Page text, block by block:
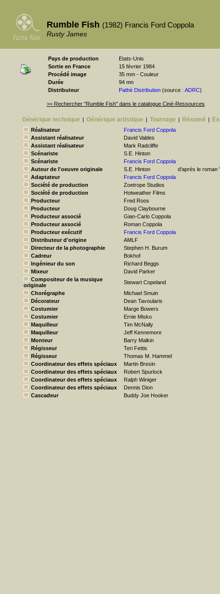
Rumble Fish (1982) Francis Ford Coppola
Rusty James
Pays de production
Etats-Unis
Sortie en France
15 février 1984
Procédé image
35 mm - Couleur
Durée
94 mn
Distributeur
Pathé Distribution (source : ADRC)
>> Rechercher "Rumble Fish" dans le catalogue Ciné-Ressources
Générique technique | Générique artistique | Tournage | Résumé |
Réalisateur
Francis Ford Coppola
Assistant réalisateur
David Valdes
Assistant réalisateur
Mark Radcliffe
Scénariste
S.E. Hinton
Scénariste
Francis Ford Coppola
Auteur de l'oeuvre originale
S.E. Hinton
d'après le roman
Adaptateur
Francis Ford Coppola
Société de production
Zoetrope Studios
Société de production
Hotweather Films
Producteur
Fred Roos
Producteur
Doug Claybourne
Producteur associé
Gian-Carlo Coppola
Producteur associé
Roman Coppola
Producteur exécutif
Francis Ford Coppola
Distributeur d'origine
AMLF
Directeur de la photographie
Stephen H. Burum
Cadreur
Bokhof
Ingénieur du son
Richard Beggs
Mixeur
David Parker
Compositeur de la musique
originale
Stewart Copeland
Chorégraphe
Michael Smuin
Décorateur
Dean Tavoularis
Costumier
Marge Bowers
Costumier
Ernie Misko
Maquilleur
Tim McNally
Maquilleur
Jeff Kennemore
Monteur
Barry Malkin
Régisseur
Teri Fettis
Régisseur
Thomas M. Hammel
Coordinateur des effets spéciaux
Martin Bresin
Coordinateur des effets spéciaux
Robert Spurlock
Coordinateur des effets spéciaux
Ralph Winiger
Coordinateur des effets spéciaux
Dennis Dion
Cascadeur
Buddy Joe Hooker